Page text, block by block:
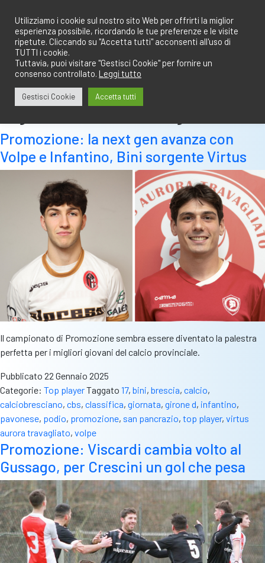
contenuto
Promozione: la next gen avanza con
Volpe e Infantino, Bini sorgente Virtus
Il campionato di Promozione sembra essere diventato la palestra
perfetta per i migliori giovani del calcio provinciale.
Pubblicato 22 Gennaio 2025
Categorie: Top playerTaggato 17, bini, brescia, calcio,
calciobresciano, cbs, classifica, giornata, girone d, infantino,
pavonese, podio, promozione, san pancrazio, top player, virtus
aurora travagliato, volpe
Promozione: Viscardi cambia volto al
Gussago, per Crescini un gol che pesa
Utilizziamo i cookie sul nostro sito Web per offrirti la miglior
esperienza possibile, ricordando le tue preferenze e le visite
ripetute. Cliccando su "Accetta tutti" acconsenti all'uso di
TUTTI i cookie.
Tuttavia, puoi visitare "Gestisci Cookie" per fornire un
consenso controllato. Leggi tutto
Gestisci Cookie Accetta tutti